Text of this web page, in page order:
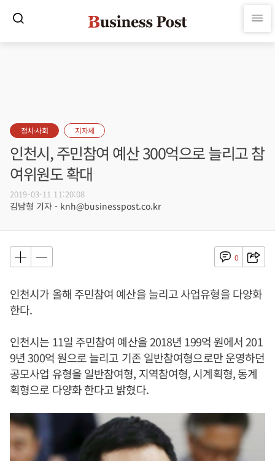
정치·사회 지자체
인천시, 주민참여 예산 300억으로 늘리고 참
여위원도 확대
2019-03-11 11:20:08
김남형 기자 - knh@businesspost.co.kr
0
인천시가 올해 주민참여 예산을 늘리고 사업유형을 다양화
한다.
인천시는 11일 주민참여 예산을 2018년 199억 원에서 201
9년 300억 원으로 늘리고 기존 일반참여형으로만 운영하던
공모사업 유형을 일반참여형, 지역참여형, 시계획형, 동계
획형으로 다양화 한다고 밝혔다.